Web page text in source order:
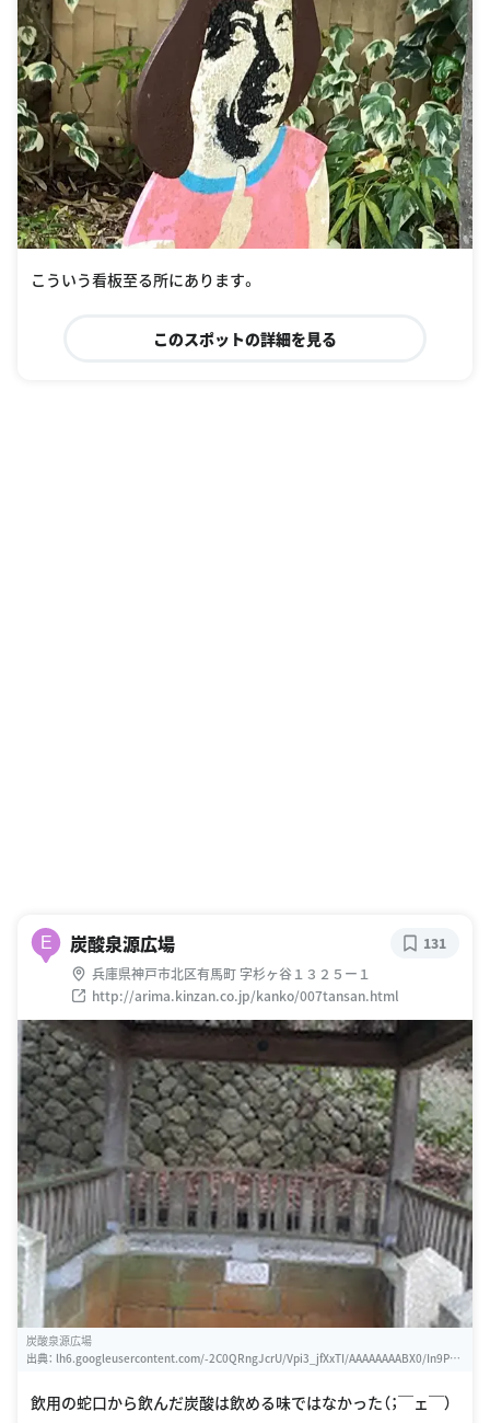
こういう看板至る所にあります。
このスポットの詳細を見る
E 炭酸泉源広場
兵庫県神戸市北区有馬町 字杉ヶ谷１３２５ー１
http://arima.kinzan.co.jp/kanko/007tansan.html
131
炭酸泉源広場
出典： lh6.googleusercontent.com/-2C0QRngJcrU/Vpi3_jfXxTI/AAAAAAAABX0/In9PKP
飲用の蛇口から飲んだ炭酸は飲める味ではなかった（；￣ェ￣）